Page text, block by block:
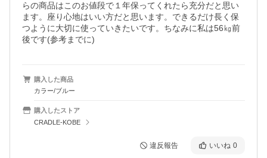
らの商品はこのお値段で１年保ってくれたら充分だと思い
ます。座り心地はいい方だと思います。できるだけ長く保
つように大切に使っていきたいです。ちなみに私は56㎏前
後です(参考までに)
購入した商品
カラー/ブルー
購入したストア
CRADLE-KOBE
違反報告 いいね 0